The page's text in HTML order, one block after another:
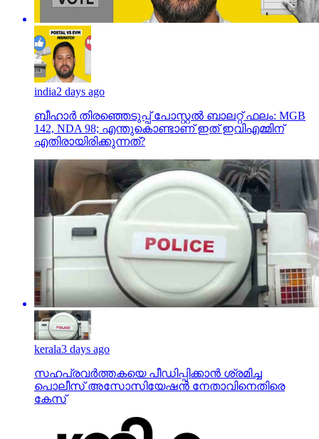
india 2 days ago
ബീഹാർ തിരഞ്ഞെടുപ്പ് പോസ്റ്റൽ ബാലറ്റ് ഫലം: MGB
142, NDA 98; എന്തുകൊണ്ടാണ് ഇത് ഇവിഎമ്മിന്
എതിരായിരിക്കുന്നത്?
kerala3 days ago
സഹപ്രവര്‍ത്തകയെ പീഡിപ്പിക്കാന്‍ ശ്രമിച്ച
പൊലീസ് അസോസിയേഷന്‍ നേതാവിനെതിരെ
കേസ്